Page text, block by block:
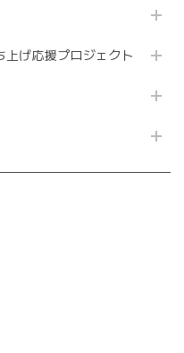
上げ応援プロジェクト